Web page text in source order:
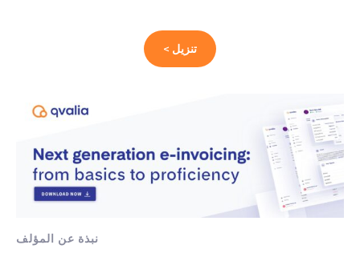
تنزيل >
نبذة عن المؤلف